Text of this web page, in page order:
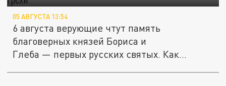
05 АВГУСТА 13:54
6 августа верующие чтут память
благоверных князей Бориса и
Глеба — первых русских святых. Как